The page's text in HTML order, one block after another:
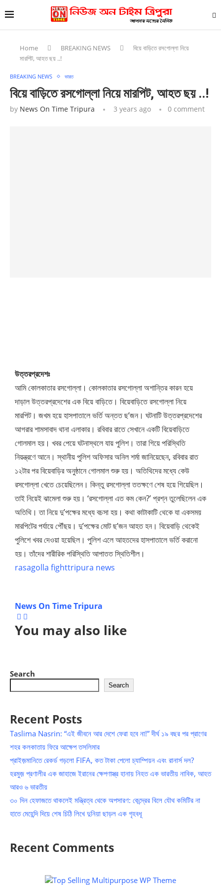
Home BREAKING NEWS
বিয়ে বাড়িতে রসগোল্লা নিয়ে
মারপিট, আহত ছয় ..!
BREAKING NEWS ভারত
বিয়ে বাড়িতে রসগোল্লা নিয়ে মারপিট, আহত ছয় ..!
by News On Time Tripura 3 years ago 0 comment
উত্তরপ্রদেশঃ
আমি কোলকাতার রসগোল্লা। কোলকাতার রসগোল্লা অশান্তির কারন হয়ে
দাড়াল উত্তরপ্রদেশের এক বিয়ে বাড়িতে। বিয়েবাড়িতে রসগোল্লা নিয়ে
মারপিট। জখম হয়ে হাসপাতালে ভর্তি অন্তত ছ’জন। ঘটনাটি উত্তরপ্রদেশের
আগরার শামসাবাদ থানা এলাকার। রবিবার রাতে সেখানে একটি বিয়েবাড়িতে
গোলমাল হয়। খবর পেয়ে ঘটনাস্থলে যায় পুলিশ। তারা গিয়ে পরিস্থিতি
নিয়ন্ত্রণে আনে। স্থানীয় পুলিশ অফিসার অনিল শর্মা জানিয়েছেন, রবিবার রাত
১২টার পর বিয়েবাড়ির অনুষ্ঠানে গোলমাল শুরু হয়। অতিথিদের মধ্যে কেউ
রসগোল্লা খেতে চেয়েছিলেন। কিন্তু রসগোল্লা ততক্ষণে শেষ হয়ে গিয়েছিল।
তাই নিয়েই ঝামেলা শুরু হয়। ‘রসগোল্লা এত কম কেন?’ প্রশ্ন তুলেছিলেন এক
অতিথি। তা নিয়ে দু’পক্ষের মধ্যে বচসা হয়। কথা কাটাকাটি থেকে যা একসময়
মারপিটের পর্যায়ে পৌঁছয়। দু’পক্ষের মোট ছ’জন আহত হন। বিয়েবাড়ি থেকেই
পুলিশে খবর দেওয়া হয়েছিল। পুলিশ এলে আহতদের হাসপাতালে ভর্তি করানো
হয়। তাঁদের শারীরিক পরিস্থিতি আপাতত স্থিতিশীল।
rasagolla fighttripura news
News On Time Tripura
You may also like
Search
Search
Recent Posts
Taslima Nasrin: “এই জীবনে আর দেশে ফেরা হবে না!” দীর্ঘ ১৯ বছর পর প্রাণের
শহর কলকাতায় ফিরে আক্ষেপ তসলিমার
প্রাইজ়মানিতে রেকর্ড গড়লো FIFA, কত টাকা পেলো চ্যাম্পিয়ন এবং রানার্স দল?
হরমুজ় প্রণালীর এক জাহাজে ইরানের ক্ষেপণাস্ত্র হানায় নিহত এক ভারতীয় নাবিক, আহত
আরও ৬ ভারতীয়
৩০ দিন হেফাজতে থাকলেই মন্ত্রিত্ব থেকে অপসারণ: কেন্দ্রের বিলে যৌথ কমিটির না
হাতে মেহেন্দি দিয়ে শেষ চিঠি লিখে দুনিয়া ছাড়ল এক গৃহবধূ
Recent Comments